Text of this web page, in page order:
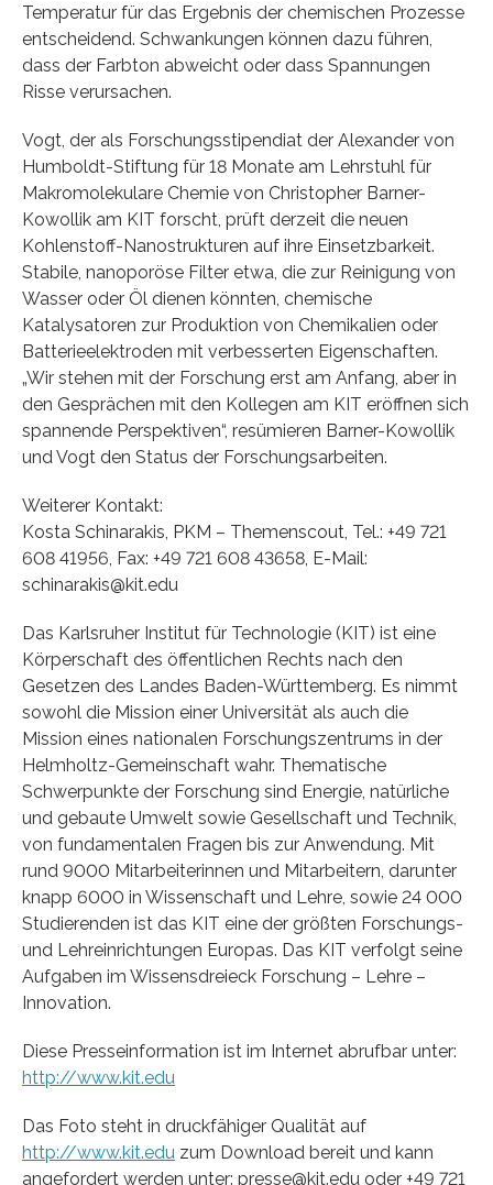
Temperatur für das Ergebnis der chemischen Prozesse
entscheidend. Schwankungen können dazu führen,
dass der Farbton abweicht oder dass Spannungen
Risse verursachen.
Vogt, der als Forschungsstipendiat der Alexander von
Humboldt-Stiftung für 18 Monate am Lehrstuhl für
Makromolekulare Chemie von Christopher Barner-
Kowollik am KIT forscht, prüft derzeit die neuen
Kohlenstoff-Nanostrukturen auf ihre Einsetzbarkeit.
Stabile, nanoporöse Filter etwa, die zur Reinigung von
Wasser oder Öl dienen könnten, chemische
Katalysatoren zur Produktion von Chemikalien oder
Batterieelektroden mit verbesserten Eigenschaften.
„Wir stehen mit der Forschung erst am Anfang, aber in
den Gesprächen mit den Kollegen am KIT eröffnen sich
spannende Perspektiven“, resümieren Barner-Kowollik
und Vogt den Status der Forschungsarbeiten.
Weiterer Kontakt:
Kosta Schinarakis, PKM – Themenscout, Tel.: +49 721
608 41956, Fax: +49 721 608 43658, E-Mail:
schinarakis@kit.edu
Das Karlsruher Institut für Technologie (KIT) ist eine
Körperschaft des öffentlichen Rechts nach den
Gesetzen des Landes Baden-Württemberg. Es nimmt
sowohl die Mission einer Universität als auch die
Mission eines nationalen Forschungszentrums in der
Helmholtz-Gemeinschaft wahr. Thematische
Schwerpunkte der Forschung sind Energie, natürliche
und gebaute Umwelt sowie Gesellschaft und Technik,
von fundamentalen Fragen bis zur Anwendung. Mit
rund 9000 Mitarbeiterinnen und Mitarbeitern, darunter
knapp 6000 in Wissenschaft und Lehre, sowie 24 000
Studierenden ist das KIT eine der größten Forschungs-
und Lehreinrichtungen Europas. Das KIT verfolgt seine
Aufgaben im Wissensdreieck Forschung – Lehre –
Innovation.
Diese Presseinformation ist im Internet abrufbar unter:
http://www.kit.edu
Das Foto steht in druckfähiger Qualität auf
http://www.kit.edu zum Download bereit und kann
angefordert werden unter: presse@kit.edu oder +49 721